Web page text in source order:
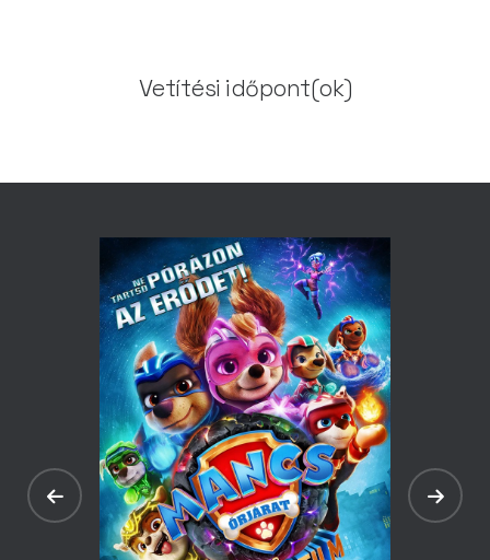
Vetítési időpont(ok)